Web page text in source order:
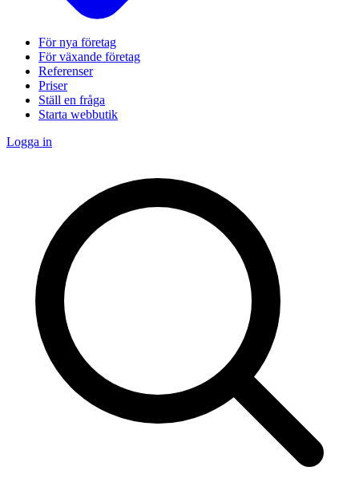
För nya företag
För växande företag
Referenser
Priser
Ställ en fråga
Starta webbutik
Logga in